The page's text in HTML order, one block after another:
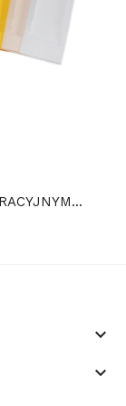
keyboard_arrow_down
keyboard_arrow_down